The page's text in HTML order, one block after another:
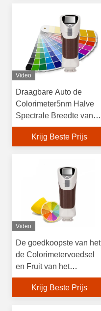
Video
Draagbare Auto de
Colorimeter5nm Halve
Spectrale Breedte van
het
Openingslaboratorium
Krijg Beste Prijs
Video
De goedkoopste van het
de Colorimetervoedsel
en Fruit van het
Prijslaboratorium Meter
van het Kleurenverschil
Krijg Beste Prijs